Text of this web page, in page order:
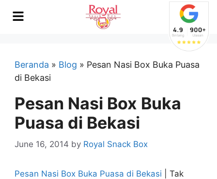
Beranda » Blog » Pesan Nasi Box Buka Puasa
di Bekasi
Pesan Nasi Box Buka
Puasa di Bekasi
June 16, 2014 by Royal Snack Box
Pesan Nasi Box Buka Puasa di Bekasi | Tak